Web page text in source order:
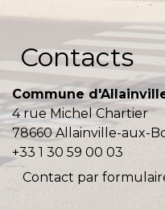
Contacts
Commune
4 rue Michel Chartier
78660 Allainville-aux-
+33 1 30 59 00 03
Contact par